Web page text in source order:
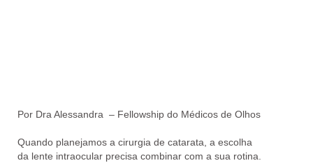
Por Dra Alessandra – Fellowship do Médicos de Olhos
Quando planejamos a cirurgia de catarata, a escolha
da lente intraocular precisa combinar com a sua rotina.